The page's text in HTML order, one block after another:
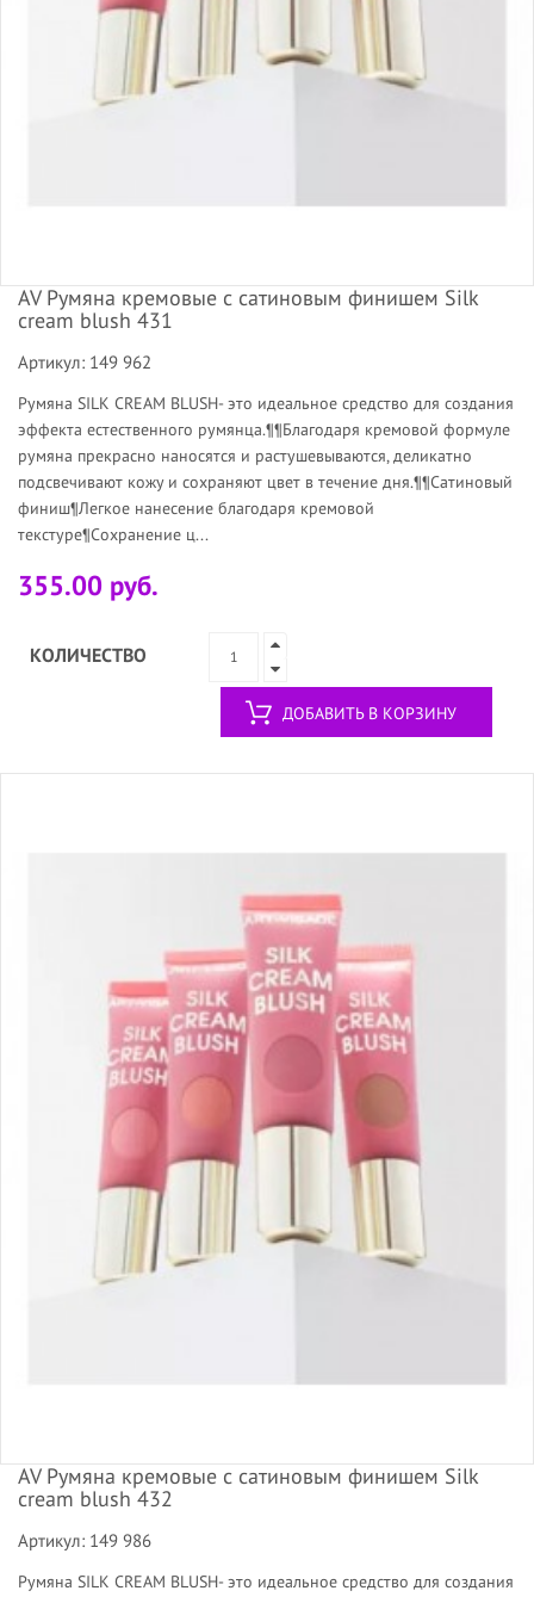
AV Румяна кремовые с сатиновым финишем Silk
cream blush 431
Артикул: 149 962
Румяна SILK CREAM BLUSH- это идеальное средство для создания
эффекта естественного румянца.¶¶Благодаря кремовой формуле
румяна прекрасно наносятся и растушевываются, деликатно
подсвечивают кожу и сохраняют цвет в течение дня.¶¶Сатиновый
финиш¶Легкое нанесение благодаря кремовой
текстуре¶Сохранение ц...
355.00 руб.
КОЛИЧЕСТВО
ДОБАВИТЬ В КОРЗИНУ
AV Румяна кремовые с сатиновым финишем Silk
cream blush 432
Артикул: 149 986
Румяна SILK CREAM BLUSH- это идеальное средство для создания